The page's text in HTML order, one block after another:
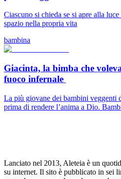
Ciascuno si chieda se si apre alla
spazio nella propria vita
bambina
Giacinta, la bimba che
fuoco infernale
La più giovane dei bambini veggenti
prima di rendere l’anima a Dio.
Lanciato nel 2013, Aleteia è un
su internet. Il sito è pubblicato in sei